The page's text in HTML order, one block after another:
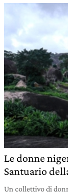
Le donne
Santuario
Un collettivo di